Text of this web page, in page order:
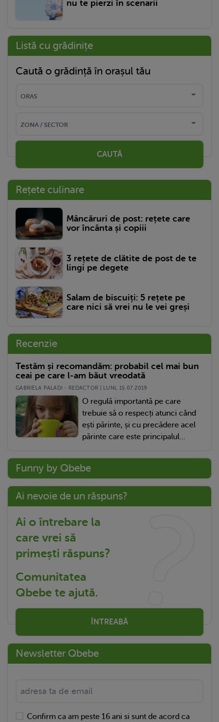
nu te pierzi în scenarii
Listă cu grădinițe
Caută o grădință în orașul tău
CAUTĂ
Rețete culinare
Mâncăruri de post: rețete care
vor încânta și copiii
3 rețete de clătite de post de te
lingi pe degete
Salam de biscuiți: 5 rețete pe
care nici să vrei nu le vei greși
Recenzie
Testăm și recomandăm: probabil cel mai bun
ceai pe care l-am băut vreodată
GABRIELA PALADI - REDACTOR | LUNI, 15.07.2019
O regulă importantă pe care
trebuie să o respecți atunci când
ești părinte, și cu precădere acel
părinte care este principalul...
Funny by Qbebe
Ai nevoie de un răspuns?
Ai o întrebare la
care vrei să
primești răspuns?
Comunitatea
Qbebe te ajută.
ÎNTREABĂ
Newsletter Qbebe
Confirm ca am peste 16 ani si sunt de acord ca